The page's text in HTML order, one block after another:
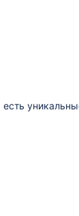
есть